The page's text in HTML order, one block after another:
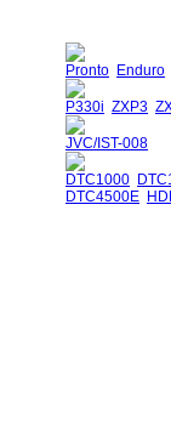
Pronto Enduro
P330i ZXP3
JVC/IST-008
DTC1000
DTC4500E